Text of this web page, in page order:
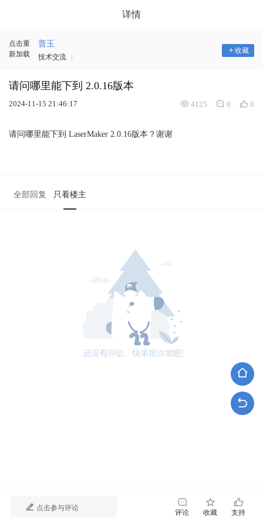
详情
点击重
新加载
普玉
技术交流
收藏
请问哪里能下到 2.0.16版本
2024-11-15 21:46:17 4125 0 0
请问哪里能下到 LaserMaker 2.0.16版本？谢谢
全部回复 只看楼主
点击参与评论
评论 收藏 支持